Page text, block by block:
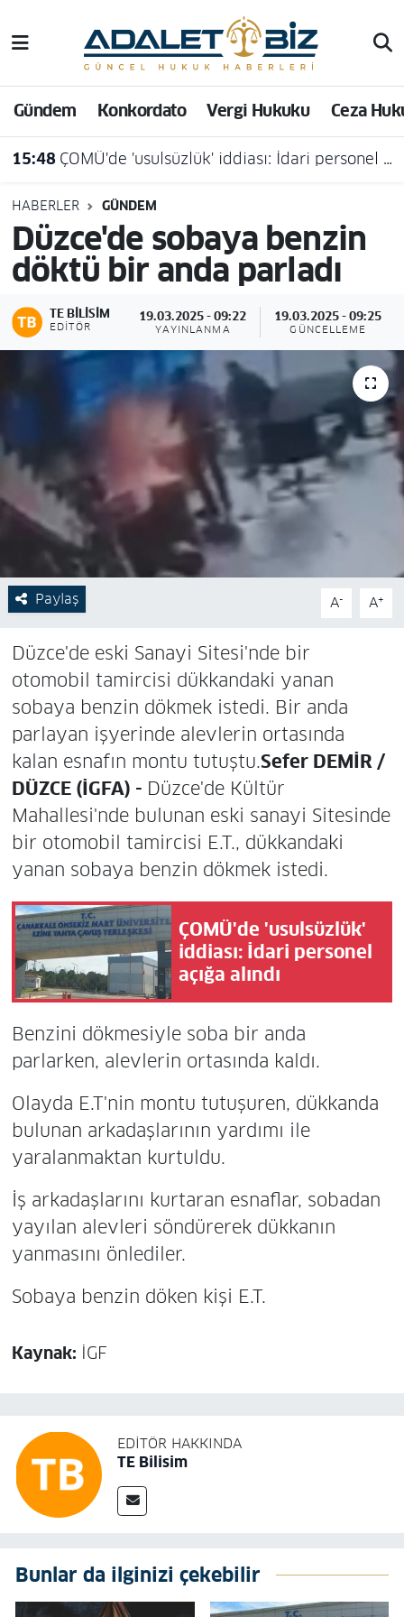
Gündem Konkordato Vergi Hukuku Ceza
15:48 ÇOMÜ'de 'usulsüzlük' iddiası: İdari personel açığa alındı
HABERLER GÜNDEM
Düzce'de sobaya benzin
döktü bir anda parladı
TE BILISIM
EDITÖR
19.03.2025 - 09:22
YAYINLANMA
19.03.2025 - 09:25
GÜNCELLEME
Paylaş A- A+
Düzce'de eski Sanayi Sitesi'nde bir
otomobil tamircisi dükkandaki yanan
sobaya benzin dökmek istedi. Bir anda
parlayan işyerinde alevlerin ortasında
kalan esnafın montu tutuştu.Sefer DEMİR /
DÜZCE (İGFA) - Düzce'de Kültür
Mahallesi'nde bulunan eski sanayi Sitesinde
bir otomobil tamircisi E.T., dükkandaki
yanan sobaya benzin dökmek istedi.
ÇOMÜ'de 'usulsüzlük'
iddiası: İdari personel
açığa alındı
Benzini dökmesiyle soba bir anda
parlarken, alevlerin ortasında kaldı.
Olayda E.T'nin montu tutuşuren, dükkanda
bulunan arkadaşlarının yardımı ile
yaralanmaktan kurtuldu.
İş arkadaşlarını kurtaran esnaflar, sobadan
yayılan alevleri söndürerek dükkanın
yanmasını önlediler.
Sobaya benzin döken kişi E.T.
Kaynak: İGF
EDITÖR HAKKINDA
TE Bilisim
Bunlar da ilginizi çekebilir
Hava Durumu
Trafik Durumu
Süper Lig Puan Durumu ve Fikstür
Tüm Manşetler
Son Dakika Haberleri